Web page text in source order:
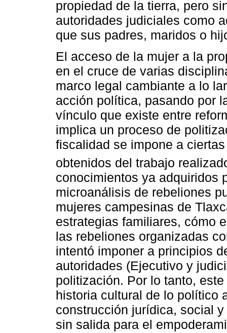
propiedad de la tierra, pero
autoridades judiciales como
que sus padres, maridos o
El acceso de la mujer a la
en el cruce de varias
marco legal cambiante a lo
acción política, pasando por
vínculo que existe entre
implica un proceso de
fiscalidad se impone a
obtenidos del trabajo
conocimientos ya adquiridos
microanálisis de rebeliones
mujeres campesinas de
estrategias familiares, cómo
las rebeliones organizadas
intentó imponer a principios
autoridades (Ejecutivo y
politización. Por lo tanto,
historia cultural de lo político
construcción jurídica, social
sin salida para el